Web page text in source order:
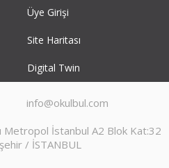
Üye Girişi
Site Haritası
Digital Twin
info@okulbul.com
Metropol İstanbul A2 Blok Kat:32
/ İSTANBUL